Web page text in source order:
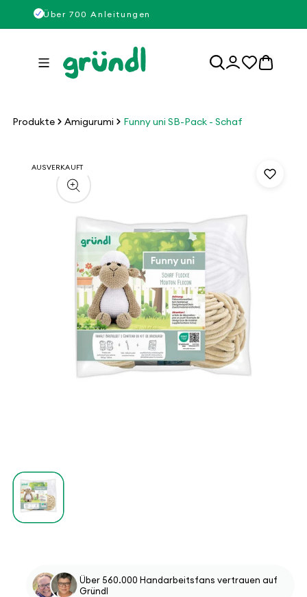
Direkt
zum
Über 700 Anleitungen
Einloggen
0
Artikel
Produkte Amigurumi Funny uni SB-Pack - Schaf
AUSVERKAUFT
1
in
Modal
öffnen
Über 560.000 Handarbeitsfans vertrauen auf
Gründl